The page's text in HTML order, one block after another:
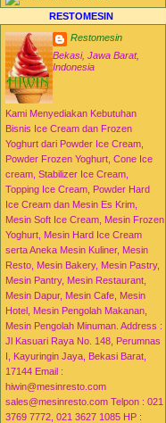
►06/20 - 06/27(3)
06/27 - 07/04(2)
►07/04 - 07/11(1)
►07/18 - 07/25
►08/29 - 09/05
►09/12 - 09/19
►10/03 - 10/10
▼11/14 - 11/21(1)
Manfaat Yoghurt untuk
Kesehatan Alat
Reproduksi Wa...
►2011 (119)
►2012(69)
►2013(51)
►2014(51)
►2015(16)
RESTOMESIN
Restomesin
Bekasi, Jawa Barat,
Indonesia
Kami Menyediakan Kebutuhan
Bisnis Ice Cream dan Frozen
Yoghurt dari Powder Ice Cream,
Powder Frozen Yoghurt, Cone Ice
cream, Stabilizer Ice Cream,
Topping Ice Cream, Powder Hard
Ice Cream dan Mesin Es Krim,
Mesin Soft Ice Cream, Mesin Frozen
Yoghurt, Mesin Hard Ice Cream
serta Aneka Mesin Kuliner, Mesin
Resto, Mesin Bakery, Mesin Pastry,
Mesin Pantry, Mesin Restaurant,
Mesin Dapur, Mesin Cafe, Mesin
Hotel, Mesin Pengolah Makanan,
Mesin Pengolah Minuman. Address :
Jl Kasuari Raya No. 148, Perumnas
I, Kayuringin Jaya, Bekasi Barat,
17144 Email :
hiwin@mesinresto.com
sales@mesinresto.com Telpon : 021
3769 7772, 021 3627 1085 HP :